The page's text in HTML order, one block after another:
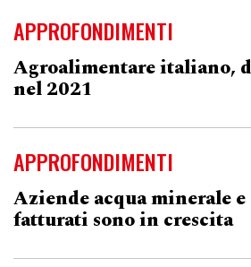
APPROFONDIMENTI
Agroalimentare italiano,
nel 2021
APPROFONDIMENTI
Aziende acqua minerale
fatturati sono in crescita